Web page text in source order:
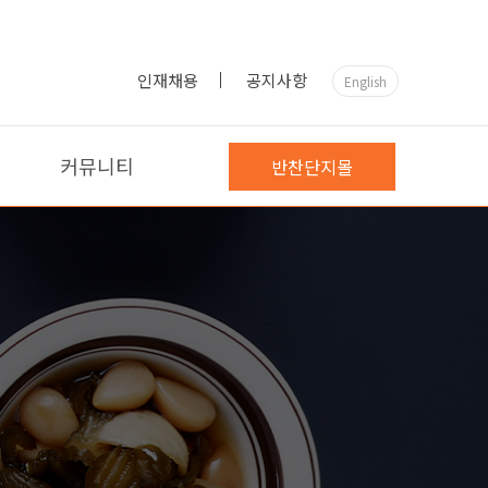
인재채용 공지사항 English
커뮤니티 반찬단지몰